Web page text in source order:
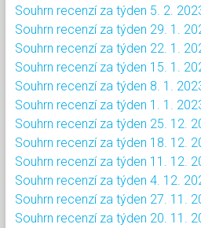
Souhrn recenzí za týden 5. 2. 2023
Souhrn recenzí za týden 29. 1.
Souhrn recenzí za týden 22. 1.
Souhrn recenzí za týden 15. 1.
Souhrn recenzí za týden 8. 1. 2023
Souhrn recenzí za týden 1. 1. 2023
Souhrn recenzí za týden 25. 12.
Souhrn recenzí za týden 18. 12.
Souhrn recenzí za týden 11. 12.
Souhrn recenzí za týden 4. 12.
Souhrn recenzí za týden 27. 11.
Souhrn recenzí za týden 20. 11.